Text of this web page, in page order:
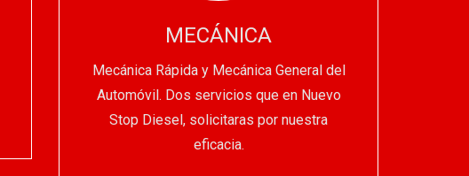
MECÁNICA
Mecánica Rápida y Mecánica General del
Automóvil. Dos servicios que en Nuevo
Stop Diesel, solicitaras por nuestra
eficacia.